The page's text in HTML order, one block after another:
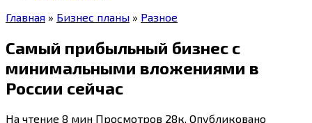
Главная » Бизнес планы » Разное
Самый прибыльный бизнес с
минимальными вложениями в
России сейчас
На чтение 8 мин Просмотров 28к. Опубликовано